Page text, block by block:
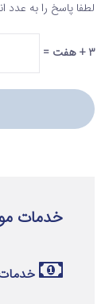
لطفا پاسخ را به عدد
3 + هفت =
خدمات